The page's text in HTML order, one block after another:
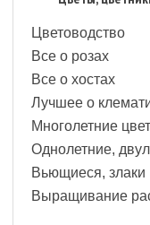
Цветоводство
Все о розах
Все о хостах
Лучшее о
Многолетние
Однолетние,
Вьющиеся, злаки
Выращивание